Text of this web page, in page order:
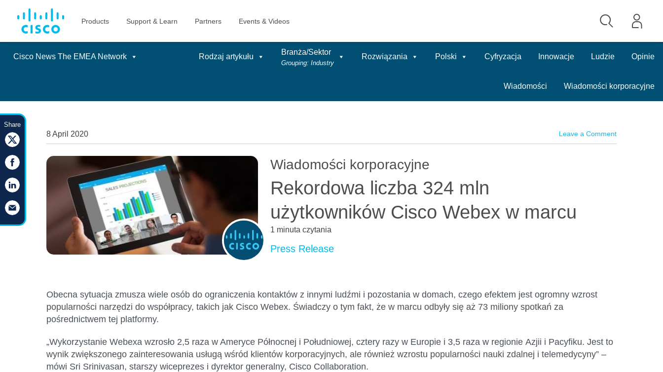
Cisco News The EMEA Network Rodzaj artykułu
Branża/Sektor
Grouping: Industry
Rozwiązania Polski Cyfryzacja Innowacje Ludzie Opinie
Wiadomości Wiadomości korporacyjne
to
content
8 April 2020 Leave a Comment
Wiadomości korporacyjne
Rekordowa liczba 324 mln
użytkowników Cisco Webex w marcu
1 minuta czytania
Press Release
Obecna sytuacja zmusza wiele osób doograniczenia kontaktów z innymi ludźmi i pozostania w domach, czego efektem jest ogromny wzrost
popularności narzędzi do współpracy, takich jak CiscoWebex. Świadczy o tym fakt, że w marcu odbyły się aż 73 miliony spotkań za
pośrednictwem tej platformy.
„WykorzystanieWebexa wzrosło 2,5 raza w Ameryce Północnej i Południowej, cztery razy w Europie i 3,5 raza w regionieAzjii i Pacyfiku. Jest to
wynik zwiększonego zainteresowania usługą wśród klientów korporacyjnych, ale również wzrostu popularności nauki zdalnej itelemedycyny” –
mówi Sri Srinivasan,starszy wiceprezes i dyrektor generalny, Cisco Collaboration.
Share